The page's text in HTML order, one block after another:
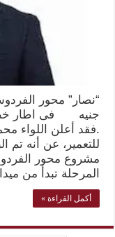
“نصار” محور
جنيه فى اطار خطة
.فقد أعلن اللواء
للتعمير، عن أنه تم
مشروع محور
المرحلة تبدأ من
أكمل القراءة »